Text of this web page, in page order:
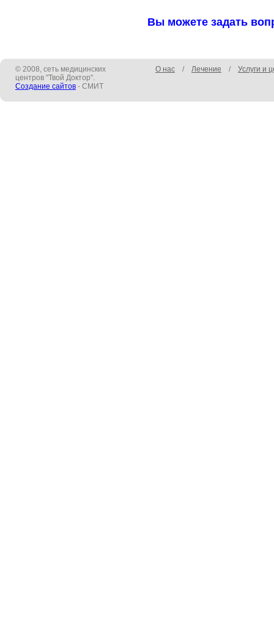
Вы можете задать
© 2008, сеть медицинских
центров "Твой Доктор".
Создание сайтов - СМИТ
О нас / Лечение / Услуги и